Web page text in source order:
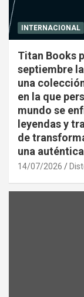
INTERNACIONAL
Titan Books
septiembre la
una
en la que
mundo se
leyendas y
de
una
14/07/2026